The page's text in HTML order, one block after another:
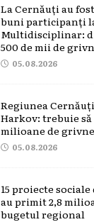
La Cernăuți au
buni participanți
Multidisciplinar:
500 de mii de
05.08.2026
Regiunea
Harkov: trebuie
milioane de grivne
05.08.2026
15 proiecte
au primit 2,8
bugetul regional